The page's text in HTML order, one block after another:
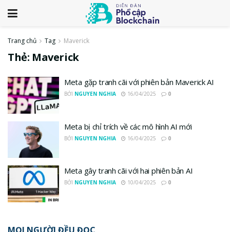
Trang chủ Tag Maverick
Thẻ: Maverick
Meta gặp tranh cãi với phiên bản Maverick AI
BỞI NGUYEN NGHIA 16/04/2025 0
Meta bị chỉ trích về các mô hình AI mới
BỞI NGUYEN NGHIA 16/04/2025 0
Meta gây tranh cãi với hai phiên bản AI
BỞI NGUYEN NGHIA 10/04/2025 0
MỌI NGƯỜI ĐỀU ĐỌC